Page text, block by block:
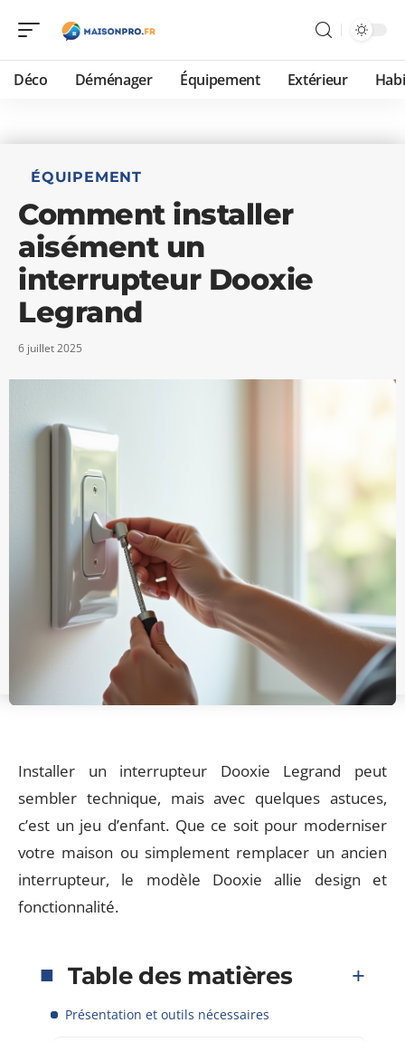
Déco Déménager Équipement Extérieur
ÉQUIPEMENT
Comment installer
aisément un
interrupteur Dooxie
Legrand
6 juillet 2025
Installer un interrupteur Dooxie Legrand peut
sembler technique, mais avec quelques astuces,
c’est un jeu d’enfant. Que ce soit pour moderniser
votre maison ou simplement remplacer un ancien
interrupteur, le modèle Dooxie allie design et
fonctionnalité.
Table des matières
Présentation et outils nécessaires